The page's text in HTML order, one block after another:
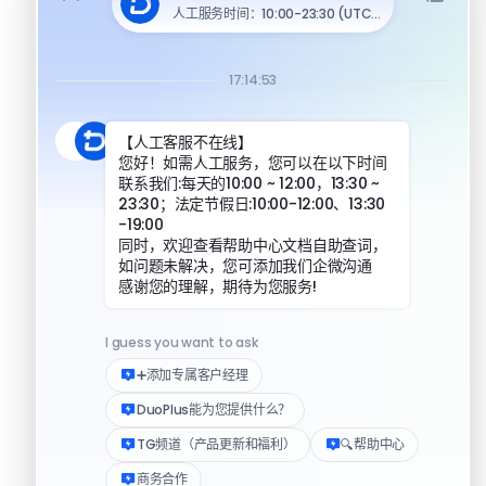
DuoPlus 对比安卓模拟器
DuoPlus 对比指纹浏览器
DuoPlus 对比实体机
资源